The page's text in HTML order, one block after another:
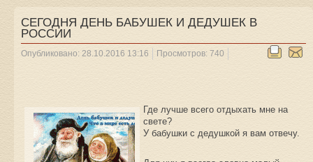
СЕГОДНЯ ДЕНЬ БАБУШЕК И ДЕДУШЕК В
РОССИИ
Опубликовано: 28.10.2016 13:16 Просмотров: 740
Где лучше всего отдыхать мне на
свете?
У бабушки с дедушкой я вам отвечу.